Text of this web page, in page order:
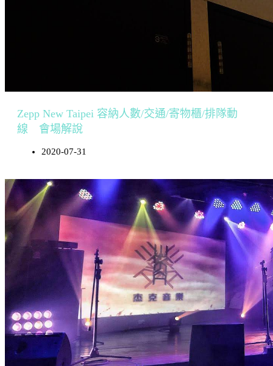
Zepp New Taipei 容納人數/交通/寄物櫃/排隊動
線 會場解說
2020-07-31